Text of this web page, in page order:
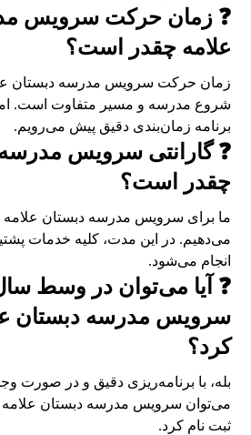
❓ زمان حرکت سرویس
علامه چقدر است؟
زمان حرکت سرویس مدرسه دبستان
شروع مدرسه و مسیر متفاوت است.
برنامه زمان‌بندی دقیق پیش می‌رویم.
❓ گارانتی سرویس
چقدر است؟
می‌دهیم. در این مدت، کلیه خدمات
انجام می‌شود.
❓ آیا می‌توان در وسط
سرویس مدرسه دبستان
کرد؟
بله، با برنامه‌ریزی دقیق و در صورت
می‌توان سرویس مدرسه دبستان علامه
ثبت نام کرد.